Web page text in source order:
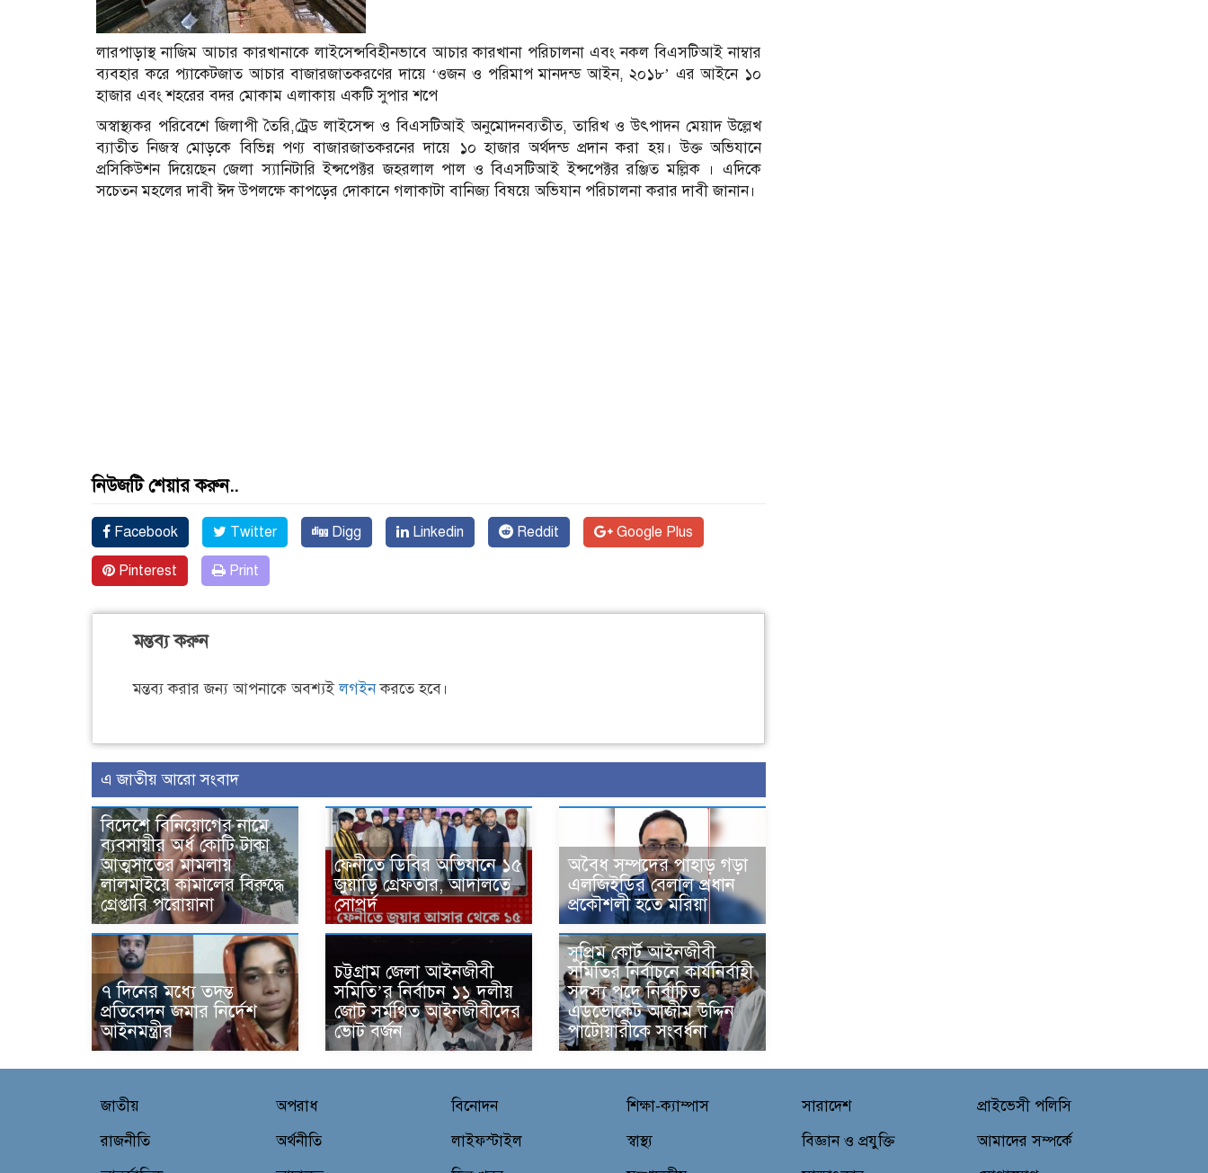
লারপাড়াস্থ নাজিম আচার কারখানাকে লাইসেন্সবিহীনভাবে আচার কারখানা পরিচালনা এবং নকল বিএসটিআই নাম্বার
ব্যবহার করে প্যাকেটজাত আচার বাজারজাতকরণের দায়ে ‘ওজন ও পরিমাপ মানদন্ড আইন, ২০১৮’ এর আইনে ১০
হাজার এবং শহরের বদর মোকাম এলাকায় একটি সুপার শপে
অস্বাস্থ্যকর পরিবেশে জিলাপী তৈরি,ট্রেড লাইসেন্স ও বিএসটিআই অনুমোদনব্যতীত, তারিখ ও উৎপাদন মেয়াদ উল্লেখ
ব্যাতীত নিজস্ব মোড়কে বিভিন্ন পণ্য বাজারজাতকরনের দায়ে ১০ হাজার অর্থদন্ড প্রদান করা হয়। উক্ত অভিযানে
প্রসিকিউশন দিয়েছেন জেলা স্যানিটারি ইন্সপেক্টর জহরলাল পাল ও বিএসটিআই ইন্সপেক্টর রঞ্জিত মল্লিক । এদিকে
সচেতন মহলের দাবী ঈদ উপলক্ষে কাপড়ের দোকানে গলাকাটা বানিজ্য বিষয়ে অভিযান পরিচালনা করার দাবী জানান।
নিউজটি শেয়ার করুন..
Facebook Twitter Digg Linkedin Reddit Google Plus
Pinterest Print
মন্তব্য করুন
মন্তব্য করার জন্য আপনাকে অবশ্যইলগইনকরতে হবে।
এ জাতীয় আরো সংবাদ
বিদেশে বিনিয়োগের নামে
ব্যবসায়ীর অর্ধ কোটি টাকা
আত্মসাতের মামলায়
লালমাইয়ে কামালের বিরুদ্ধে
গ্রেপ্তারি পরোয়ানা
ফেনীতে ডিবির অভিযানে ১৫
জুয়াড়ি গ্রেফতার, আদালতে
সোপর্দ
‎অবৈধ সম্পদের পাহাড় গড়া
এলজিইডির বেলাল প্রধান
প্রকৌশলী হতে মরিয়া
৭ দিনের মধ্যে তদন্ত
প্রতিবেদন জমার নির্দেশ
আইনমন্ত্রীর
চট্টগ্রাম জেলা আইনজীবী
সমিতি’র নির্বাচন ১১ দলীয়
জোট সর্মথিত আইনজীবীদের
ভোট বর্জন
সুপ্রিম কোর্ট আইনজীবী
সমিতির নির্বাচনে কার্যনির্বাহী
সদস্য পদে নির্বাচিত
এডভোকেট আজীম উদ্দিন
পাটোয়ারীকে সংবর্ধনা
জাতীয়
রাজনীতি
অপরাধ
অর্থনীতি
বিনোদন
লাইফস্টাইল
শিক্ষা-ক্যাম্পাস
স্বাস্থ্য
সারাদেশ
বিজ্ঞান ও প্রযুক্তি
প্রাইভেসী পলিসি
আমাদের সম্পর্কে